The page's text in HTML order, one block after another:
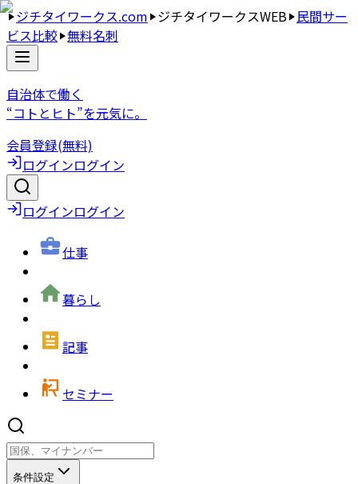
ジチタイワークス.com ジチタイワークスWEB 民間サー
ビス比較 無料名刺
自治体で働く
“コトとヒト”を元気に。
会員登録(無料)
ログインログイン
ログインログイン
仕事
暮らし
記事
セミナー
条件設定